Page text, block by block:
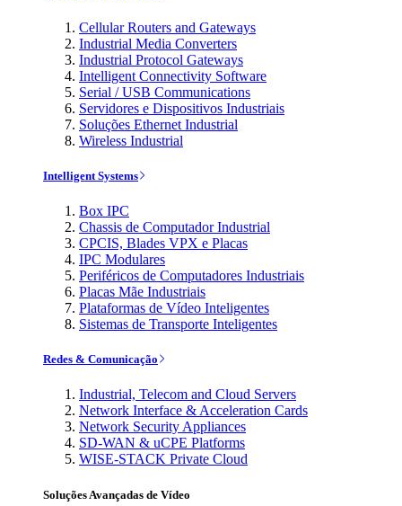
Cellular Routers and Gateways
Industrial Media Converters
Industrial Protocol Gateways
Intelligent Connectivity Software
Serial / USB Communications
Servidores e Dispositivos Industriais
Soluções Ethernet Industrial
Wireless Industrial
Intelligent Systems
Box IPC
Chassis de Computador Industrial
CPCIS, Blades VPX e Placas
IPC Modulares
Periféricos de Computadores Industriais
Placas Mãe Industriais
Plataformas de Vídeo Inteligentes
Sistemas de Transporte Inteligentes
Redes & Comunicação
Industrial, Telecom and Cloud Servers
Network Interface & Acceleration Cards
Network Security Appliances
SD-WAN & uCPE Platforms
WISE-STACK Private Cloud
Soluções Avançadas de Vídeo